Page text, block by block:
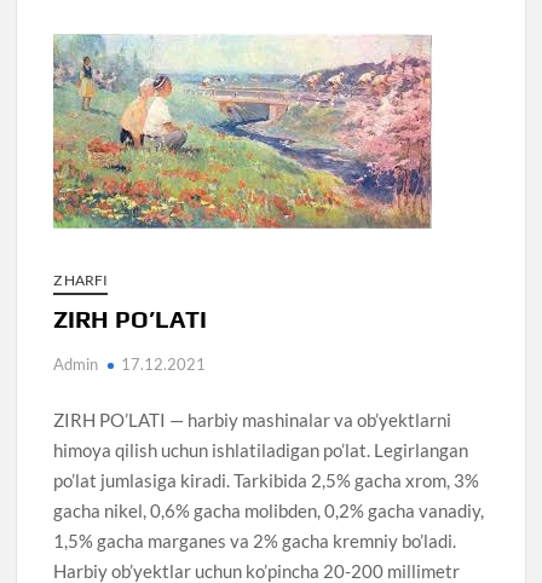
Z HARFI
ZIRH PO’LATI
Admin 17.12.2021
ZIRH PO’LATI — harbiy mashinalar va ob’yektlarni
himoya qilish uchun ishlatiladigan po’lat. Legirlangan
po’lat jumlasiga kiradi. Tarkibida 2,5% gacha xrom, 3%
gacha nikel, 0,6% gacha molibden, 0,2% gacha vanadiy,
1,5% gacha marganes va 2% gacha kremniy bo’ladi.
Harbiy ob’yektlar uchun ko’pincha 20-200 millimetr